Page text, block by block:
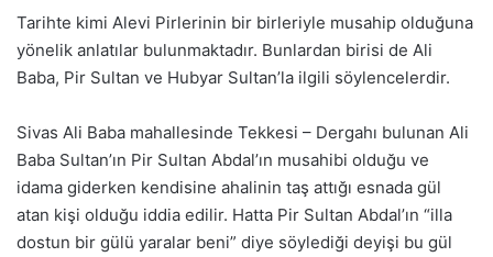
Tarihte kimi Alevi Pirlerinin bir birleriyle musahip olduğuna
yönelik anlatılar bulunmaktadır. Bunlardan birisi de Ali
Baba, Pir Sultan ve Hubyar Sultan’la ilgili söylencelerdir.
Sivas Ali Baba mahallesinde Tekkesi – Dergahı bulunan Ali
Baba Sultan’ın Pir Sultan Abdal’ın musahibi olduğu ve
idama giderken kendisine ahalinin taş attığı esnada gül
atan kişi olduğu iddia edilir. Hatta Pir Sultan Abdal’ın “illa
dostun bir gülü yaralar beni” diye söylediği deyişi bu gül